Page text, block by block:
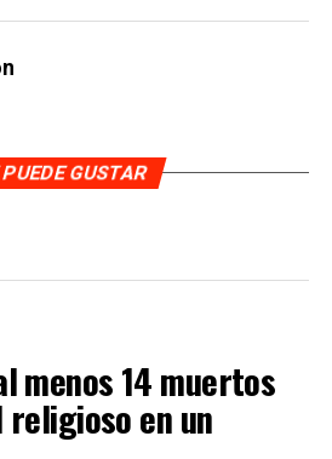
PUEDE GUSTAR
menos 14 muertos
en un